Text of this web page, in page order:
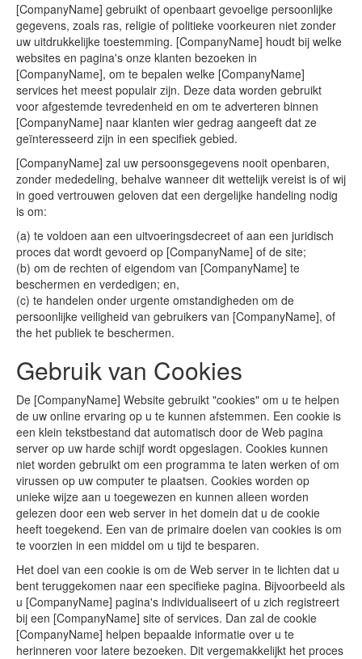
[CompanyName] gebruikt of openbaart gevoelige persoonlijke
gegevens, zoals ras, religie of politieke voorkeuren niet zonder
uw uitdrukkelijke toestemming. [CompanyName] houdt bij welke
websites en pagina's onze klanten bezoeken in
[CompanyName], om te bepalen welke [CompanyName]
services het meest populair zijn. Deze data worden gebruikt
voor afgestemde tevredenheid en om te adverteren binnen
[CompanyName] naar klanten wier gedrag aangeeft dat ze
geïnteresseerd zijn in een specifiek gebied.
[CompanyName] zal uw persoonsgegevens nooit openbaren,
zonder mededeling, behalve wanneer dit wettelijk vereist is of wij
in goed vertrouwen geloven dat een dergelijke handeling nodig
is om:
(a) te voldoen aan een uitvoeringsdecreet of aan een juridisch
proces dat wordt gevoerd op [CompanyName] of de site;
(b) om de rechten of eigendom van [CompanyName] te
beschermen en verdedigen; en,
(c) te handelen onder urgente omstandigheden om de
persoonlijke veiligheid van gebruikers van [CompanyName], of
the het publiek te beschermen.
Gebruik van Cookies
De [CompanyName] Website gebruikt "cookies" om u te helpen
de uw online ervaring op u te kunnen afstemmen. Een cookie is
een klein tekstbestand dat automatisch door de Web pagina
server op uw harde schijf wordt opgeslagen. Cookies kunnen
niet worden gebruikt om een programma te laten werken of om
virussen op uw computer te plaatsen. Cookies worden op
unieke wijze aan u toegewezen en kunnen alleen worden
gelezen door een web server in het domein dat u de cookie
heeft toegekend. Een van de primaire doelen van cookies is om
te voorzien in een middel om u tijd te besparen.
Het doel van een cookie is om de Web server in te lichten dat u
bent teruggekomen naar een specifieke pagina. Bijvoorbeeld als
u [CompanyName] pagina's individualiseert of u zich registreert
bij een [CompanyName] site of services. Dan zal de cookie
[CompanyName] helpen bepaalde informatie over u te
herinneren voor latere bezoeken. Dit vergemakkelijkt het proces